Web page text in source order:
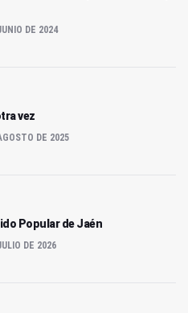
DE 2024
vez
DE 2025
Popular de Jaén
DE 2026